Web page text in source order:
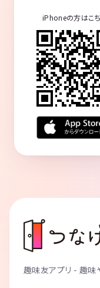
iPhoneの方はこ
趣味友アプリ - 趣味